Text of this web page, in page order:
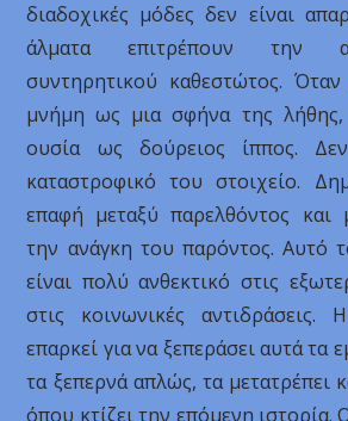
διαδοχικές μόδες δεν είναι
άλματα επιτρέπουν την
συντηρητικού καθεστώτος. Όταν
μνήμη ως μια σφήνα της λήθης,
ουσία ως δούρειος ίππος.
καταστροφικό του στοιχείο.
επαφή μεταξύ παρελθόντος και
την ανάγκη του παρόντος. Αυτό
είναι πολύ ανθεκτικό στις
στις κοινωνικές αντιδράσεις.
επαρκεί για να ξεπεράσει αυτά τα
τα ξεπερνά απλώς, τα μετατρέπει
όπου κτίζει την επόμενη